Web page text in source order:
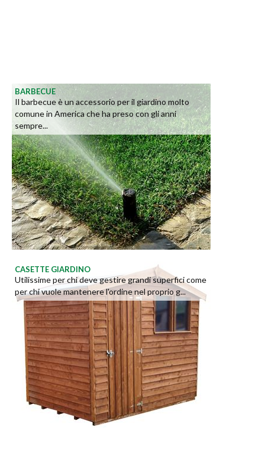
BARBECUE
Il barbecue è un accessorio per il giardino molto
comune in America che ha preso con gli anni
sempre...
CASETTE GIARDINO
Utilissime per chi deve gestire grandi superfici come
per chi vuole mantenere l'ordine nel proprio g...